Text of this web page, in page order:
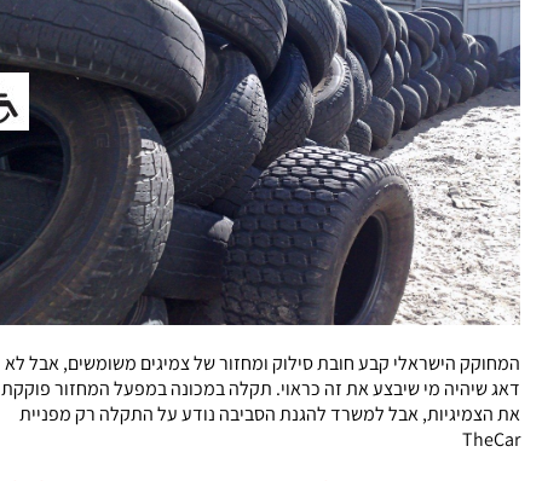
המחוקק הישראלי קבע חובת סילוק ומחזור של צמיגים משומשים, אבל לא
דאג שיהיה מי שיבצע את זה כראוי. תקלה במכונה במפעל המחזור פוקקת
את הצמיגיות, אבל למשרד להגנת הסביבה נודע על התקלה רק מפניית
TheCar